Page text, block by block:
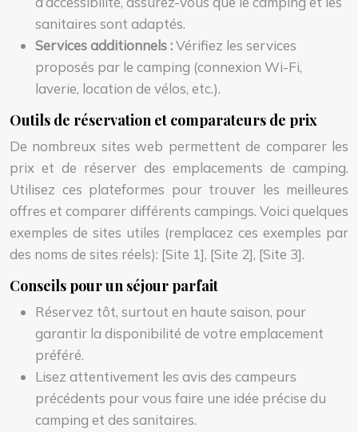
sanitaires sont adaptés.
Services additionnels :Vérifiez les services
proposés par le camping (connexion Wi-Fi,
laverie, location de vélos, etc.).
Outils de réservation et comparateurs de prix
De nombreux sites web permettent de comparer les
prix et de réserver des emplacements de camping.
Utilisez ces plateformes pour trouver les meilleures
offres et comparer différents campings. Voici quelques
exemples de sites utiles (remplacez ces exemples par
des noms de sites réels): [Site 1], [Site 2], [Site 3].
Conseils pour un séjour parfait
Réservez tôt, surtout en haute saison, pour
garantir la disponibilité de votre emplacement
préféré.
Lisez attentivement les avis des campeurs
précédents pour vous faire une idée précise du
camping et des sanitaires.